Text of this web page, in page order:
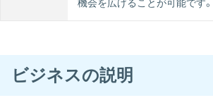
機会を広げることが可能です。
ビジネスの説明